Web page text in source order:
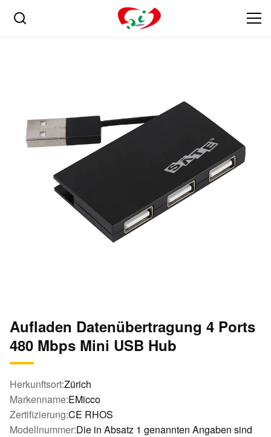
Aufladen Datenübertragung 4 Ports
480 Mbps Mini USB Hub
Herkunftsort:Zürich
Markenname:EMicco
Zertifizierung:CE RHOS
Modellnummer:Die in Absatz 1 genannten Angaben sind